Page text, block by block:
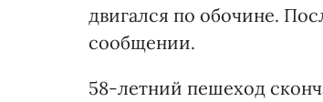
двигался по обочине.
сообщении.
58-летний пешеход